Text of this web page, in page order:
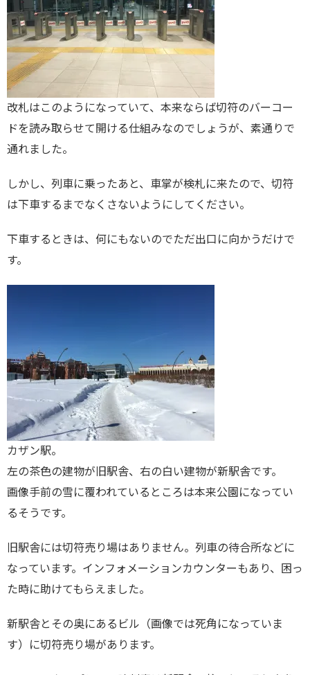
改札はこのようになっていて、本来ならば切符のバーコー
ドを読み取らせて開ける仕組みなのでしょうが、素通りで
通れました。
しかし、列車に乗ったあと、車掌が検札に来たので、切符
は下車するまでなくさないようにしてください。
下車するときは、何にもないのでただ出口に向かうだけで
す。
カザン駅。
左の茶色の建物が旧駅舎、右の白い建物が新駅舎です。
画像手前の雪に覆われているところは本来公園になってい
るそうです。
旧駅舎には切符売り場はありません。列車の待合所などに
なっています。インフォメーションカウンターもあり、困っ
た時に助けてもらえました。
新駅舎とその奥にあるビル（画像では死角になっていま
す）に切符売り場があります。